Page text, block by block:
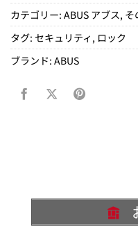
カテゴリー: ABUS アブス, そ
タグ: セキュリティ , ロック
ブランド: ABUS